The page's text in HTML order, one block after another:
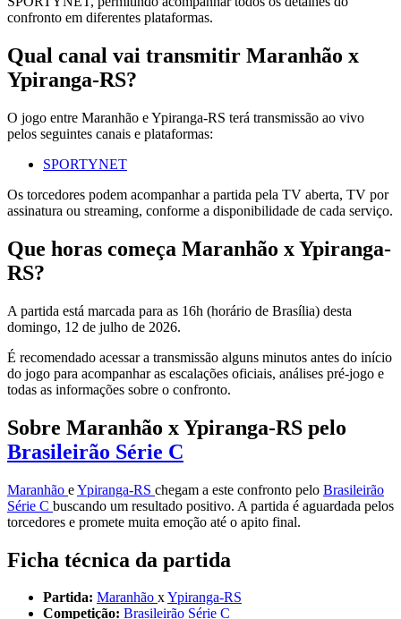
confronto em diferentes plataformas.
Qual canal vai transmitir Maranhão x
Ypiranga-RS?
O jogo entre Maranhão e Ypiranga-RS terá transmissão ao vivo
pelos seguintes canais e plataformas:
SPORTYNET
Os torcedores podem acompanhar a partida pela TV aberta, TV por
assinatura ou streaming, conforme a disponibilidade de cada serviço.
Que horas começa Maranhão x Ypiranga-
RS?
A partida está marcada para as 16h (horário de Brasília) desta
domingo, 12 de julho de 2026.
É recomendado acessar a transmissão alguns minutos antes do início
do jogo para acompanhar as escalações oficiais, análises pré-jogo e
todas as informações sobre o confronto.
Sobre Maranhão x Ypiranga-RS pelo
Brasileirão Série C
Maranhão eYpiranga-RS chegam a este confronto pelo Brasileirão
Série C buscando um resultado positivo. A partida é aguardada pelos
torcedores e promete muita emoção até o apito final.
Ficha técnica da partida
Partida: Maranhão xYpiranga-RS
Competição: Brasileirão Série C